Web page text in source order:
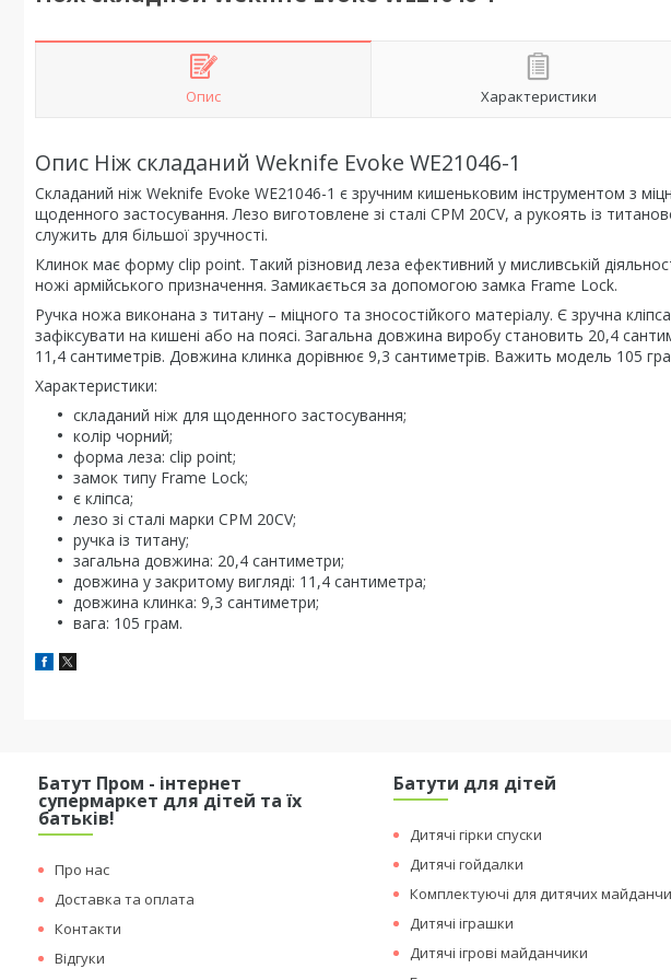
Опис Характеристики
Опис Ніж складаний Weknife Evoke WE21046-1
Складаний ніж Weknife Evoke WE21046-1 є зручним кишеньковим інструментом з
щоденного застосування. Лезо виготовлене зі сталі CPM 20CV, а рукоять із
служить для більшої зручності.
Клинок має форму clip point. Такий різновид леза ефективний у мисливській
ножі армійського призначення. Замикається за допомогою замка Frame Lock.
Ручка ножа виконана з титану – міцного та зносостійкого матеріалу. Є зручна
зафіксувати на кишені або на поясі. Загальна довжина виробу становить 20,4
11,4 сантиметрів. Довжина клинка дорівнює 9,3 сантиметрів. Важить модель 105
Характеристики:
складаний ніж для щоденного застосування;
колір чорний;
форма леза: clip point;
замок типу Frame Lock;
є кліпса;
лезо зі сталі марки CPM 20CV;
ручка із титану;
загальна довжина: 20,4 сантиметри;
довжина у закритому вигляді: 11,4 сантиметра;
довжина клинка: 9,3 сантиметри;
вага: 105 грам.
Батут Пром - інтернет
супермаркет для дітей та їх
батьків!
Про нас
Доставка та оплата
Контакти
Відгуки
Батути для дітей
Дитячі гірки спуски
Дитячі гойдалки
Комплектуючі для дитячих
Дитячі іграшки
Дитячі ігрові майданчики